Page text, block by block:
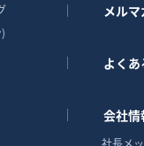
メル
よく
会社情